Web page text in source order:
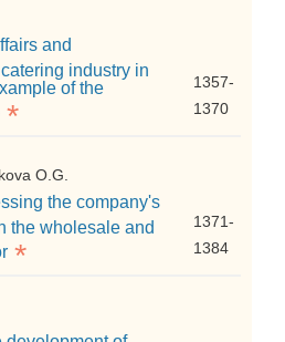
and
industry in
of the
*
1357-
1370
O.G.
the company's
the wholesale and
*
1371-
1384